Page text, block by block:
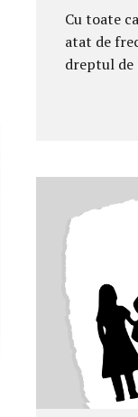
Cu toate
atat de
dreptul de
asupra
util sa
drepturile
apreciem
catorva
de
256 Cod
in
violenta